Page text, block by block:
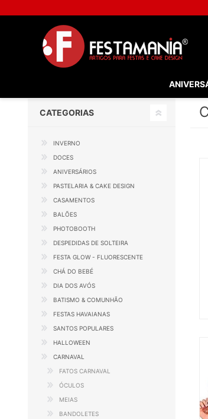
CATEGORIAS
INVERNO
DOCES
ANIVERSÁRIOS
PASTELARIA & CAKE DESIGN
CASAMENTOS
BALÕES
PHOTOBOOTH
DESPEDIDAS DE SOLTEIRA
FESTA GLOW - FLUORESCENTE
CHÁ DO BEBÉ
DIA DOS AVÓS
BATISMO & COMUNHÃO
FESTAS HAVAIANAS
SANTOS POPULARES
HALLOWEEN
CARNAVAL
FATOS CARNAVAL
ÓCULOS
MEIAS
BANDOLETES